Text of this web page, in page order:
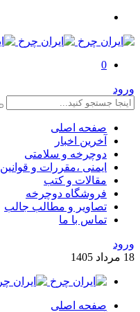
0
ورود
صفحه اصلی
آخرین اخبار
دوچرخه و سلامتی
ایمنی ،مقررات و قوانین
مقالات و کتب
فروشگاه دوچرخه
تصاویر و مطالب جالب
تماس با ما
ورود
18 مرداد 1405
صفحه اصلی